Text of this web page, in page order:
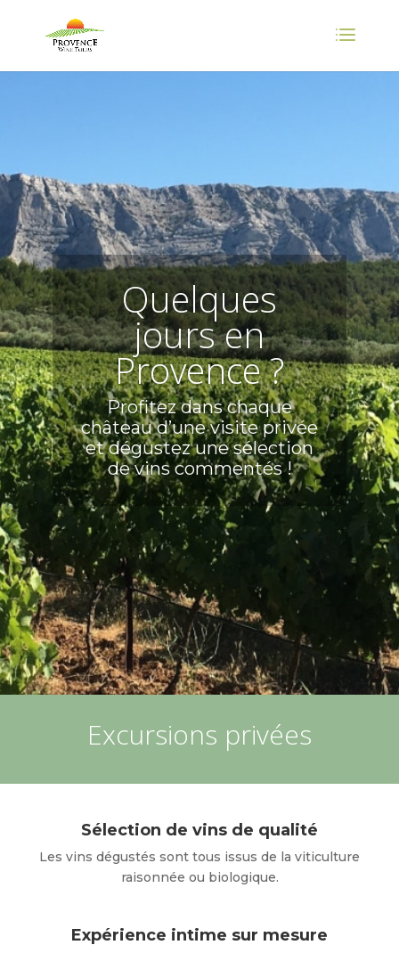
Quelques
jours en
Provence ?
Profitez dans chaque
château d’une visite privée
et dégustez une sélection
de vins commentés !
Excursions privées
Sélection de vins de qualité
Les vins dégustés sont tous issus de la viticulture
raisonnée ou biologique.
Expérience intime sur mesure